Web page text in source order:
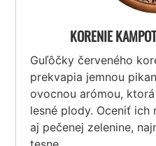
KORENIE
Guľôčky červeného
prekvapia jemnou
ovocnou arómou,
lesné plody. Oceniť ich
aj pečenej zelenine,